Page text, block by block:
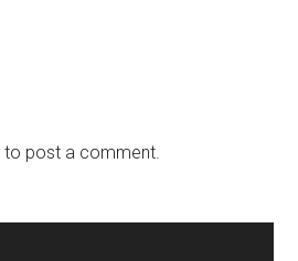
to post a comment.